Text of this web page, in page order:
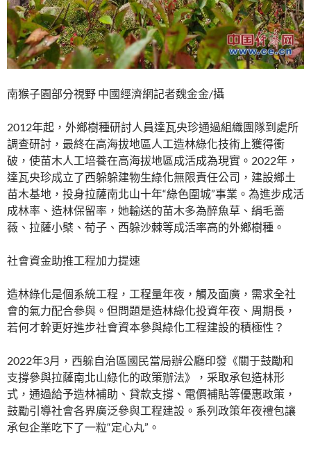
南猴子園部分視野 中國經濟網記者魏金金/攝
2012年起，外鄉樹種研討人員達瓦央珍通過組織團隊到處所
調查研討，最終在高海拔地區人工造林綠化技術上獲得衝
破，使苗木人工培養在高海拔地區成活成為現實。2022年，
達瓦央珍成立了西躲躲建物生綠化無限責任公司，建設鄉土
苗木基地，投身拉薩南北山十年“綠色圍城”事業。為進步成活
成林率、造林保留率，她輸送的苗木多為醉魚草、絹毛薔
薇、拉薩小檗、荀子、西躲沙棘等成活率高的外鄉樹種。
社會資金助推工程加力提速
造林綠化是個系統工程，工程量年夜，觸及面廣，需求全社
會的氣力配合參與。但問題是造林綠化投資年夜、周期長，
若何才幹更好進步社會資本參與綠化工程建設的積極性？
2022年3月，西躲自治區國民當局辦公廳印發《關于鼓勵和
支撐參與拉薩南北山綠化的政策辦法》，采取承包造林形
式，通過給予造林補助、貸款支撐、電價補貼等優惠政策，
鼓勵引導社會各界廣泛參與工程建設。系列政策年夜禮包讓
承包企業吃下了一粒“定心丸”。